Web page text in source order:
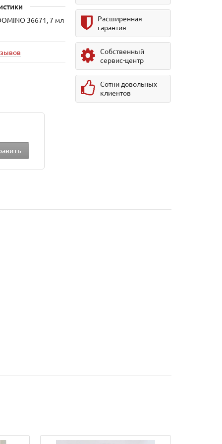
36671, 7 мл
Расширенная
гарантия
Собственный
сервис-центр
Сотни довольных
клиентов